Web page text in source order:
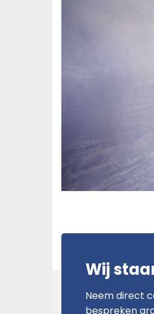
Wij
Neem direct
bespreken